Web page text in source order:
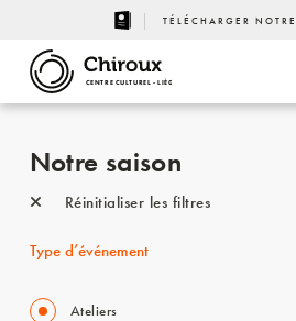
TÉLÉCHARGER
CENTRE CULTUREL - LIÈGE
Notre saison
Réinitialiser les filtres
Type d’événement
Ateliers